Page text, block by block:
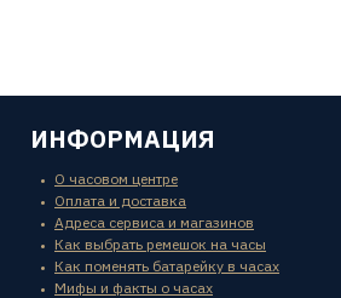
ИНФОРМАЦИЯ
О часовом центре
Оплата и доставка
Адреса сервиса и магазинов
Как выбрать ремешок на часы
Как поменять батарейку в часах
Мифы и факты о часах